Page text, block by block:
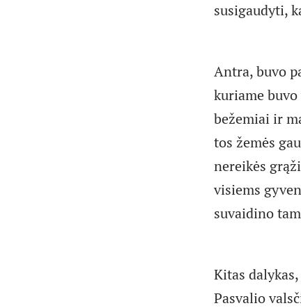
susigaudyti,
Antra, buvo
kuriame
bežemiai ir
tos žemės
nereikės
visiems
suvaidino
Kitas
Pasvalio